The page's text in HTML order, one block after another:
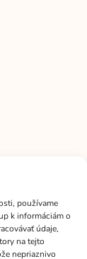
používame
k informáciám o
údaje,
na tejto
nepriaznivo